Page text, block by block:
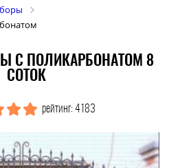
С ПОЛИКАРБОНАТОМ 8
СОТОК
рейтинг: 4183